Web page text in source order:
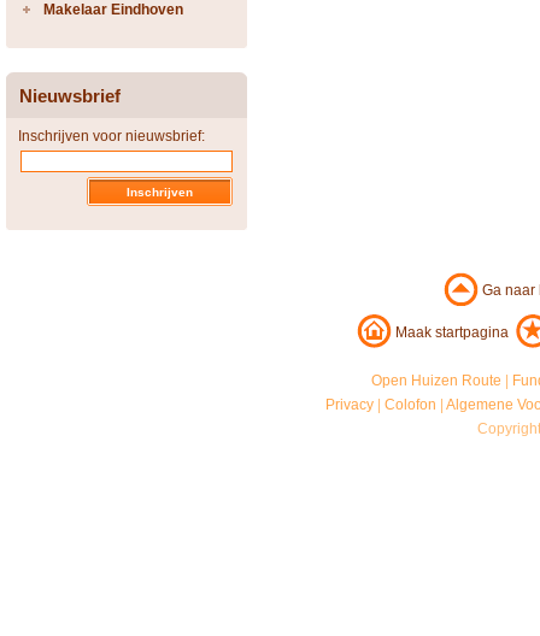
Makelaar Eindhoven
Nieuwsbrief
Inschrijven voor nieuwsbrief:
Ga
Maak startpagina
Open Huizen Route
Privacy |Colofon |Algemene